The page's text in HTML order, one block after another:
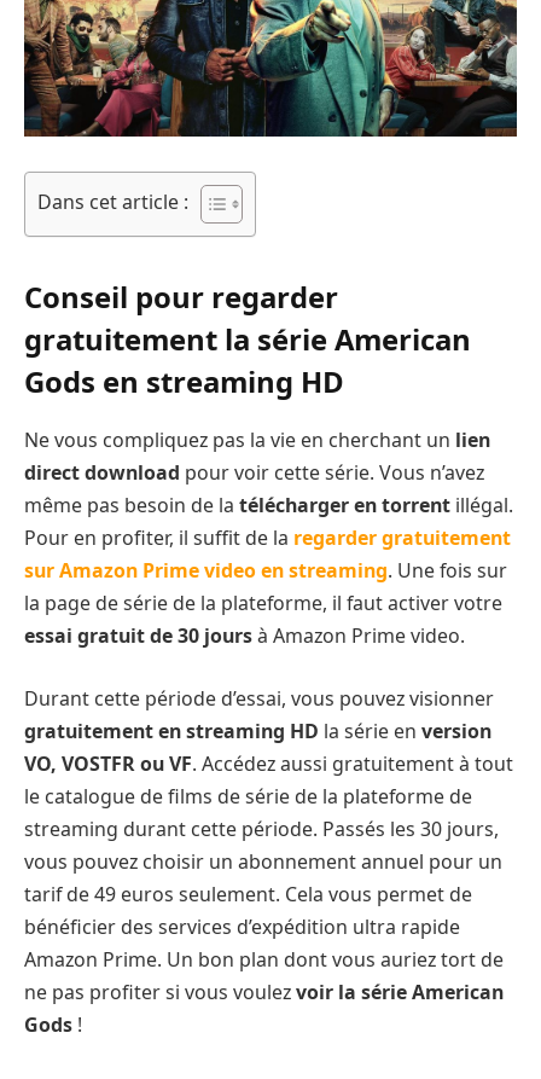
Dans cet article :
Conseil pour regarder
gratuitement la série American
Gods en streaming HD
Ne vous compliquez pas la vie en cherchant un lien
direct download pour voir cette série. Vous n’avez
même pas besoin de la télécharger en torrent illégal.
Pour en profiter, il suffit de la regarder gratuitement
sur Amazon Prime video en streaming. Une fois sur
la page de série de la plateforme, il faut activer votre
essai gratuit de 30 joursà Amazon Prime video.
Durant cette période d’essai, vous pouvez visionner
gratuitement en streaming HD la série en version
VO, VOSTFR ou VF. Accédez aussi gratuitement à tout
le catalogue de films de série de la plateforme de
streaming durant cette période. Passés les 30 jours,
vous pouvez choisir un abonnement annuel pour un
tarif de 49 euros seulement. Cela vous permet de
bénéficier des services d’expédition ultra rapide
Amazon Prime. Un bon plan dont vous auriez tort de
ne pas profiter si vous voulezvoir la série American
Gods !